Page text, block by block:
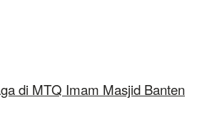
di MTQ Imam Masjid Banten